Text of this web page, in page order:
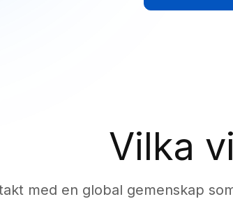
Vilka vi
med en global gemenskap